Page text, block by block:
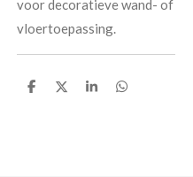
voor decoratieve wand- of
vloertoepassing.
D
D
S
D